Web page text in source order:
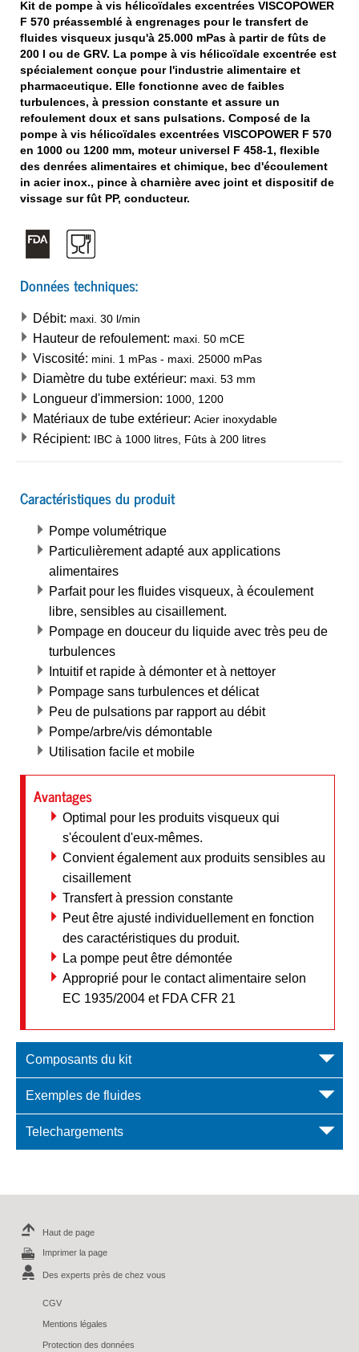
Kit de pompe à vis hélicoïdales excentrées VISCOPOWER
F 570 préassemblé à engrenages pour le transfert de
fluides visqueux jusqu'à 25.000 mPas à partir de fûts de
200 l ou de GRV. La pompe à vis hélicoïdale excentrée est
spécialement conçue pour l'industrie alimentaire et
pharmaceutique. Elle fonctionne avec de faibles
turbulences, à pression constante et assure un
refoulement doux et sans pulsations. Composé de la
pompe à vis hélicoïdales excentrées VISCOPOWER F 570
en 1000 ou 1200 mm, moteur universel F 458-1, flexible
des denrées alimentaires et chimique, bec d'écoulement
in acier inox., pince à charnière avec joint et dispositif de
vissage sur fût PP, conducteur.
Données techniques:
Débit: maxi. 30 l/min
Hauteur de refoulement: maxi. 50 mCE
Viscosité: mini. 1 mPas - maxi. 25000 mPas
Diamètre du tube extérieur: maxi. 53 mm
Longueur d'immersion: 1000, 1200
Matériaux de tube extérieur: Acier inoxydable
Récipient: IBC à 1000 litres, Fûts à 200 litres
Caractéristiques du produit
Pompe volumétrique
Particulièrement adapté aux applications
alimentaires
Parfait pour les fluides visqueux, à écoulement
libre, sensibles au cisaillement.
Pompage en douceur du liquide avec très peu de
turbulences
Intuitif et rapide à démonter et à nettoyer
Pompage sans turbulences et délicat
Peu de pulsations par rapport au débit
Pompe/arbre/vis démontable
Utilisation facile et mobile
Avantages
Optimal pour les produits visqueux qui
s'écoulent d'eux-mêmes.
Convient également aux produits sensibles au
cisaillement
Transfert à pression constante
Peut être ajusté individuellement en fonction
des caractéristiques du produit.
La pompe peut être démontée
Approprié pour le contact alimentaire selon
EC 1935/2004 et FDA CFR 21
Composants du kit
Exemples de fluides
Telechargements
Haut de page
Imprimer la page
Des experts près de chez vous
CGV
Mentions légales
Protection des données